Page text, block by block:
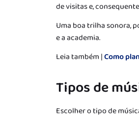
de visitas e,
Uma boa trilha sonora,
e a academia.
Leia também |Como
Tipos de
Escolher o tipo de